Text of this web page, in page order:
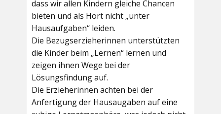
dass wir allen Kindern gleiche Chancen
bieten und als Hort nicht „unter
Hausaufgaben“ leiden.
Die Bezugserzieherinnen unterstützten
die Kinder beim „Lernen“ lernen und
zeigen ihnen Wege bei der
Lösungsfindung auf.
Die Erzieherinnen achten bei der
Anfertigung der Hausaugaben auf eine